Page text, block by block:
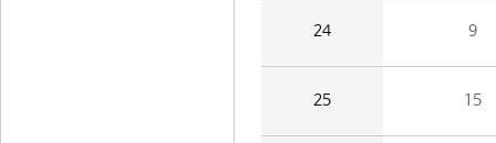
24 9
25 15